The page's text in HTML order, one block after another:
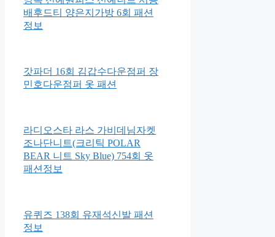
배후드티 양은지가방 6회 패션
정보
갓파더 16회 김갑수다운점퍼 장
민호다운점퍼 옷 패션
라디오스타 라스 가비데님자켓
조나단니트(크리틱 POLAR
BEAR 니트 Sky Blue) 754회 옷
패션정보
유퀴즈 138회 유재석신발 패션
정보